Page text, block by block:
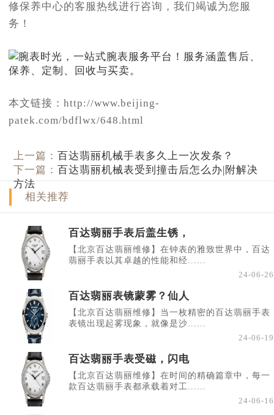
修保养中心的客服热线进行咨询，我们竭诚为您服
务！
本文链接：http://www.beijing-
patek.com/bdflwx/648.html
上一篇：百达翡丽机械手表多久上一次发条？
下一篇：百达翡丽机械表受到撞击后怎么办|附解决
方法
相关推荐
百达翡丽手表后盖生锈，
【北京百达翡丽维修】在钟表的雅致世界中，百达
翡丽手表以其卓越的性能和经......
24-06-26
百达翡丽表镜蒙雾？仙人
【北京百达翡丽维修】当一枚精密的百达翡丽手表
表镜出现起雾现象，就像是沙......
24-06-19
百达翡丽手表受磁，闪电
【北京百达翡丽维修】在时间的精确篇章中，每一
款百达翡丽手表都承载着对工......
24-06-16